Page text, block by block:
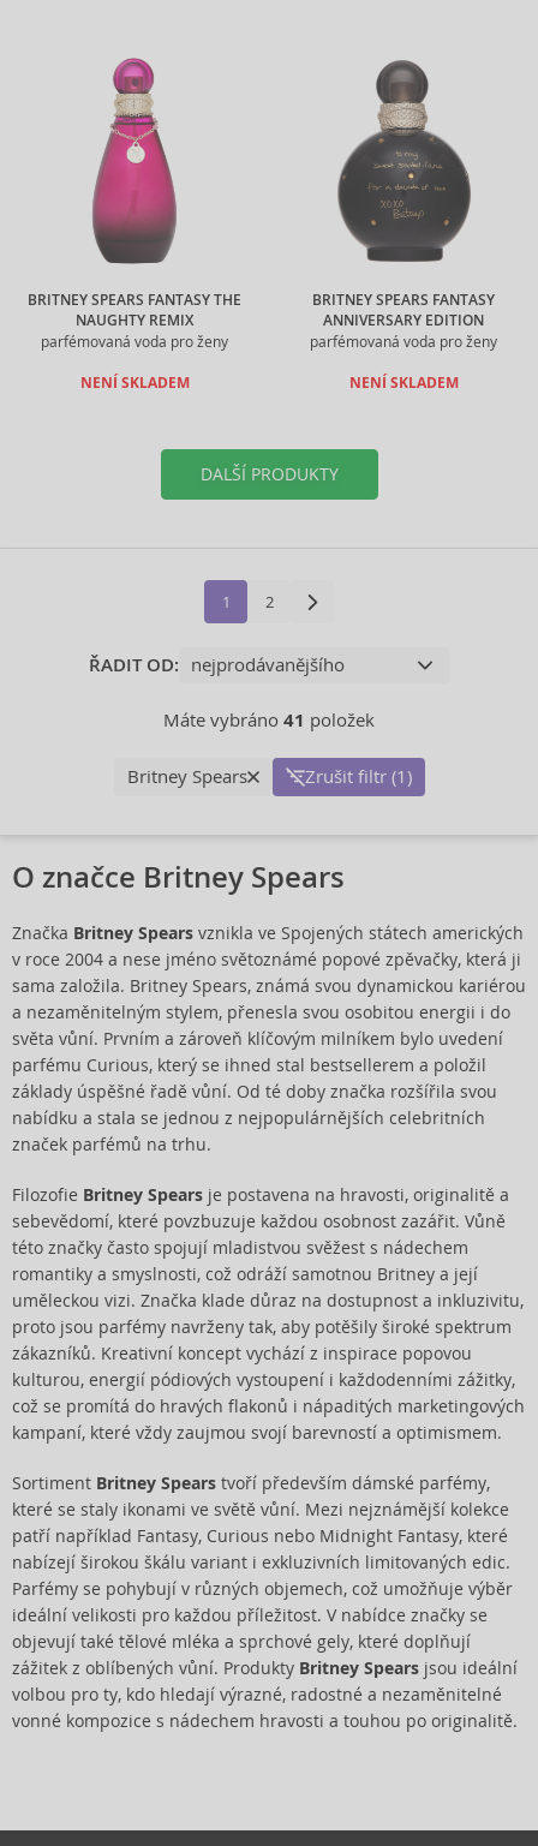
BRITNEY SPEARS FANTASY THE
NAUGHTY REMIX
parfémovaná voda pro ženy
NENÍ SKLADEM
BRITNEY SPEARS FANTASY
ANNIVERSARY EDITION
parfémovaná voda pro ženy
NENÍ SKLADEM
DALŠÍ PRODUKTY
1 2
ŘADIT OD:
Máte vybráno 41 položek
Britney Spears Zrušit filtr (1)
O značce Britney Spears
Značka Britney Spears vznikla ve Spojených státech amerických
v roce 2004 a nese jméno světoznámé popové zpěvačky, která ji
sama založila. Britney Spears, známá svou dynamickou kariérou
a nezaměnitelným stylem, přenesla svou osobitou energii i do
světa vůní. Prvním a zároveň klíčovým milníkem bylo uvedení
parfému Curious, který se ihned stal bestsellerem a položil
základy úspěšné řadě vůní. Od té doby značka rozšířila svou
nabídku a stala se jednou z nejpopulárnějších celebritních
značek parfémů na trhu.
Filozofie Britney Spears je postavena na hravosti, originalitě a
sebevědomí, které povzbuzuje každou osobnost zazářit. Vůně
této značky často spojují mladistvou svěžest s nádechem
romantiky a smyslnosti, což odráží samotnou Britney a její
uměleckou vizi. Značka klade důraz na dostupnost a inkluzivitu,
proto jsou parfémy navrženy tak, aby potěšily široké spektrum
zákazníků. Kreativní koncept vychází z inspirace popovou
kulturou, energií pódiových vystoupení i každodenními zážitky,
což se promítá do hravých flakonů i nápaditých marketingových
kampaní, které vždy zaujmou svojí barevností a optimismem.
Sortiment Britney Spears tvoří především dámské parfémy,
které se staly ikonami ve světě vůní. Mezi nejznámější kolekce
patří například Fantasy, Curious nebo Midnight Fantasy, které
nabízejí širokou škálu variant i exkluzivních limitovaných edic.
Parfémy se pohybují v různých objemech, což umožňuje výběr
ideální velikosti pro každou příležitost. V nabídce značky se
objevují také tělové mléka a sprchové gely, které doplňují
zážitek z oblíbených vůní. Produkty Britney Spears jsou ideální
volbou pro ty, kdo hledají výrazné, radostné a nezaměnitelné
vonné kompozice s nádechem hravosti a touhou po originalitě.